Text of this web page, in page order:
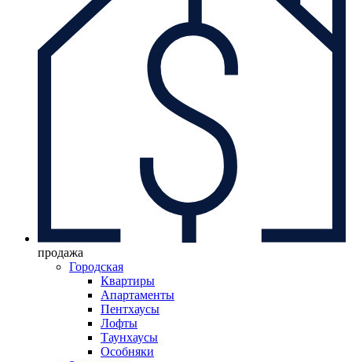
продажа
Городская
Квартиры
Апартаменты
Пентхаусы
Лофты
Таунхаусы
Особняки